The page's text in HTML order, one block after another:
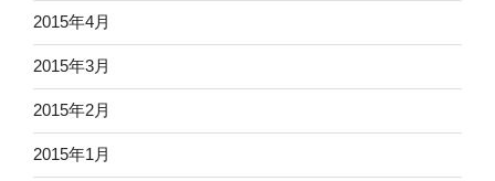
2015年4月
2015年3月
2015年2月
2015年1月